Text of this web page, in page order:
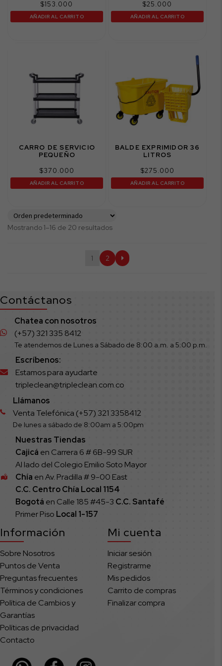
$153.000
AÑADIR AL CARRITO
$25.000
AÑADIR AL CARRITO
CARRO DE SERVICIO
PEQUEÑO
$370.000
AÑADIR AL CARRITO
BALDE EXPRIMIDOR 36
LITROS
$275.000
AÑADIR AL CARRITO
Mostrando 1–16 de 20 resultados
1 2
Contáctanos
Chatea con nosotros
(+57) 321 335 8412
Te atendemos de Lunes a Sábado de 8:00 a.m. a 5:00 p.m.
Escríbenos:
Estamos para ayudarte
tripleclean@tripleclean.com.co
Llámanos
Venta Telefónica (+57) 321 3358412
De lunes a sábado de 8:00am a 5:00pm
Nuestras Tiendas
Cajicá en Carrera 6 # 6B-99 SUR
Al lado del Colegio Emilio Soto Mayor
Chía en Av. Pradilla # 9-00 East
C.C. Centro Chía Local 1154
Bogotá en Calle 185 #45-3 C.C. Santafé
Primer Piso Local 1-157
Información
Sobre Nosotros
Puntos de Venta
Preguntas frecuentes
Términos y condiciones
Política de Cambios y
Garantías
Políticas de privacidad
Contacto
Mi cuenta
Iniciar sesión
Registrarme
Mis pedidos
Carrito de compras
Finalizar compra